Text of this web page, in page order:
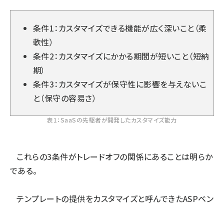
条件1：カスタマイズできる機能が広く深いこと（柔
軟性）
条件2：カスタマイズにかかる期間が短いこと（短納
期）
条件3：カスタマイズが保守性に影響を与えないこ
と（保守の容易さ）
表1：SaaSの先駆者が開発したカスタマイズ能力
これらの3条件がトレードオフの関係にあることは明らか
である。
テンプレートの提供をカスタマイズと呼んできたASPベン